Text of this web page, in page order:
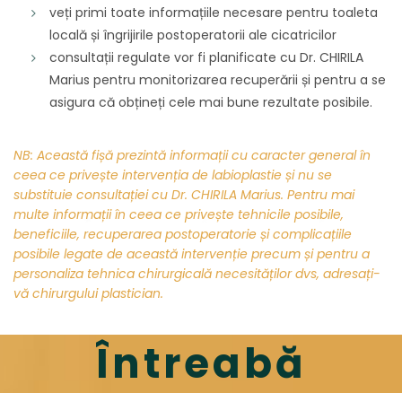
veți primi toate informațiile necesare pentru toaleta
locală și îngrijirile postoperatorii ale cicatricilor
consultații regulate vor fi planificate cu Dr. CHIRILA
Marius pentru monitorizarea recuperării și pentru a se
asigura că obțineți cele mai bune rezultate posibile.
NB: Această fișă prezintă informații cu caracter general în
ceea ce privește intervenția de labioplastie și nu se
substituie consultației cu Dr. CHIRILA Marius. Pentru mai
multe informații în ceea ce privește tehnicile posibile,
beneficiile, recuperarea postoperatorie și complicațiile
posibile legate de această intervenție precum și pentru a
personaliza tehnica chirurgicală necesităților dvs, adresați-
vă chirurgului plastician.
Întreabă